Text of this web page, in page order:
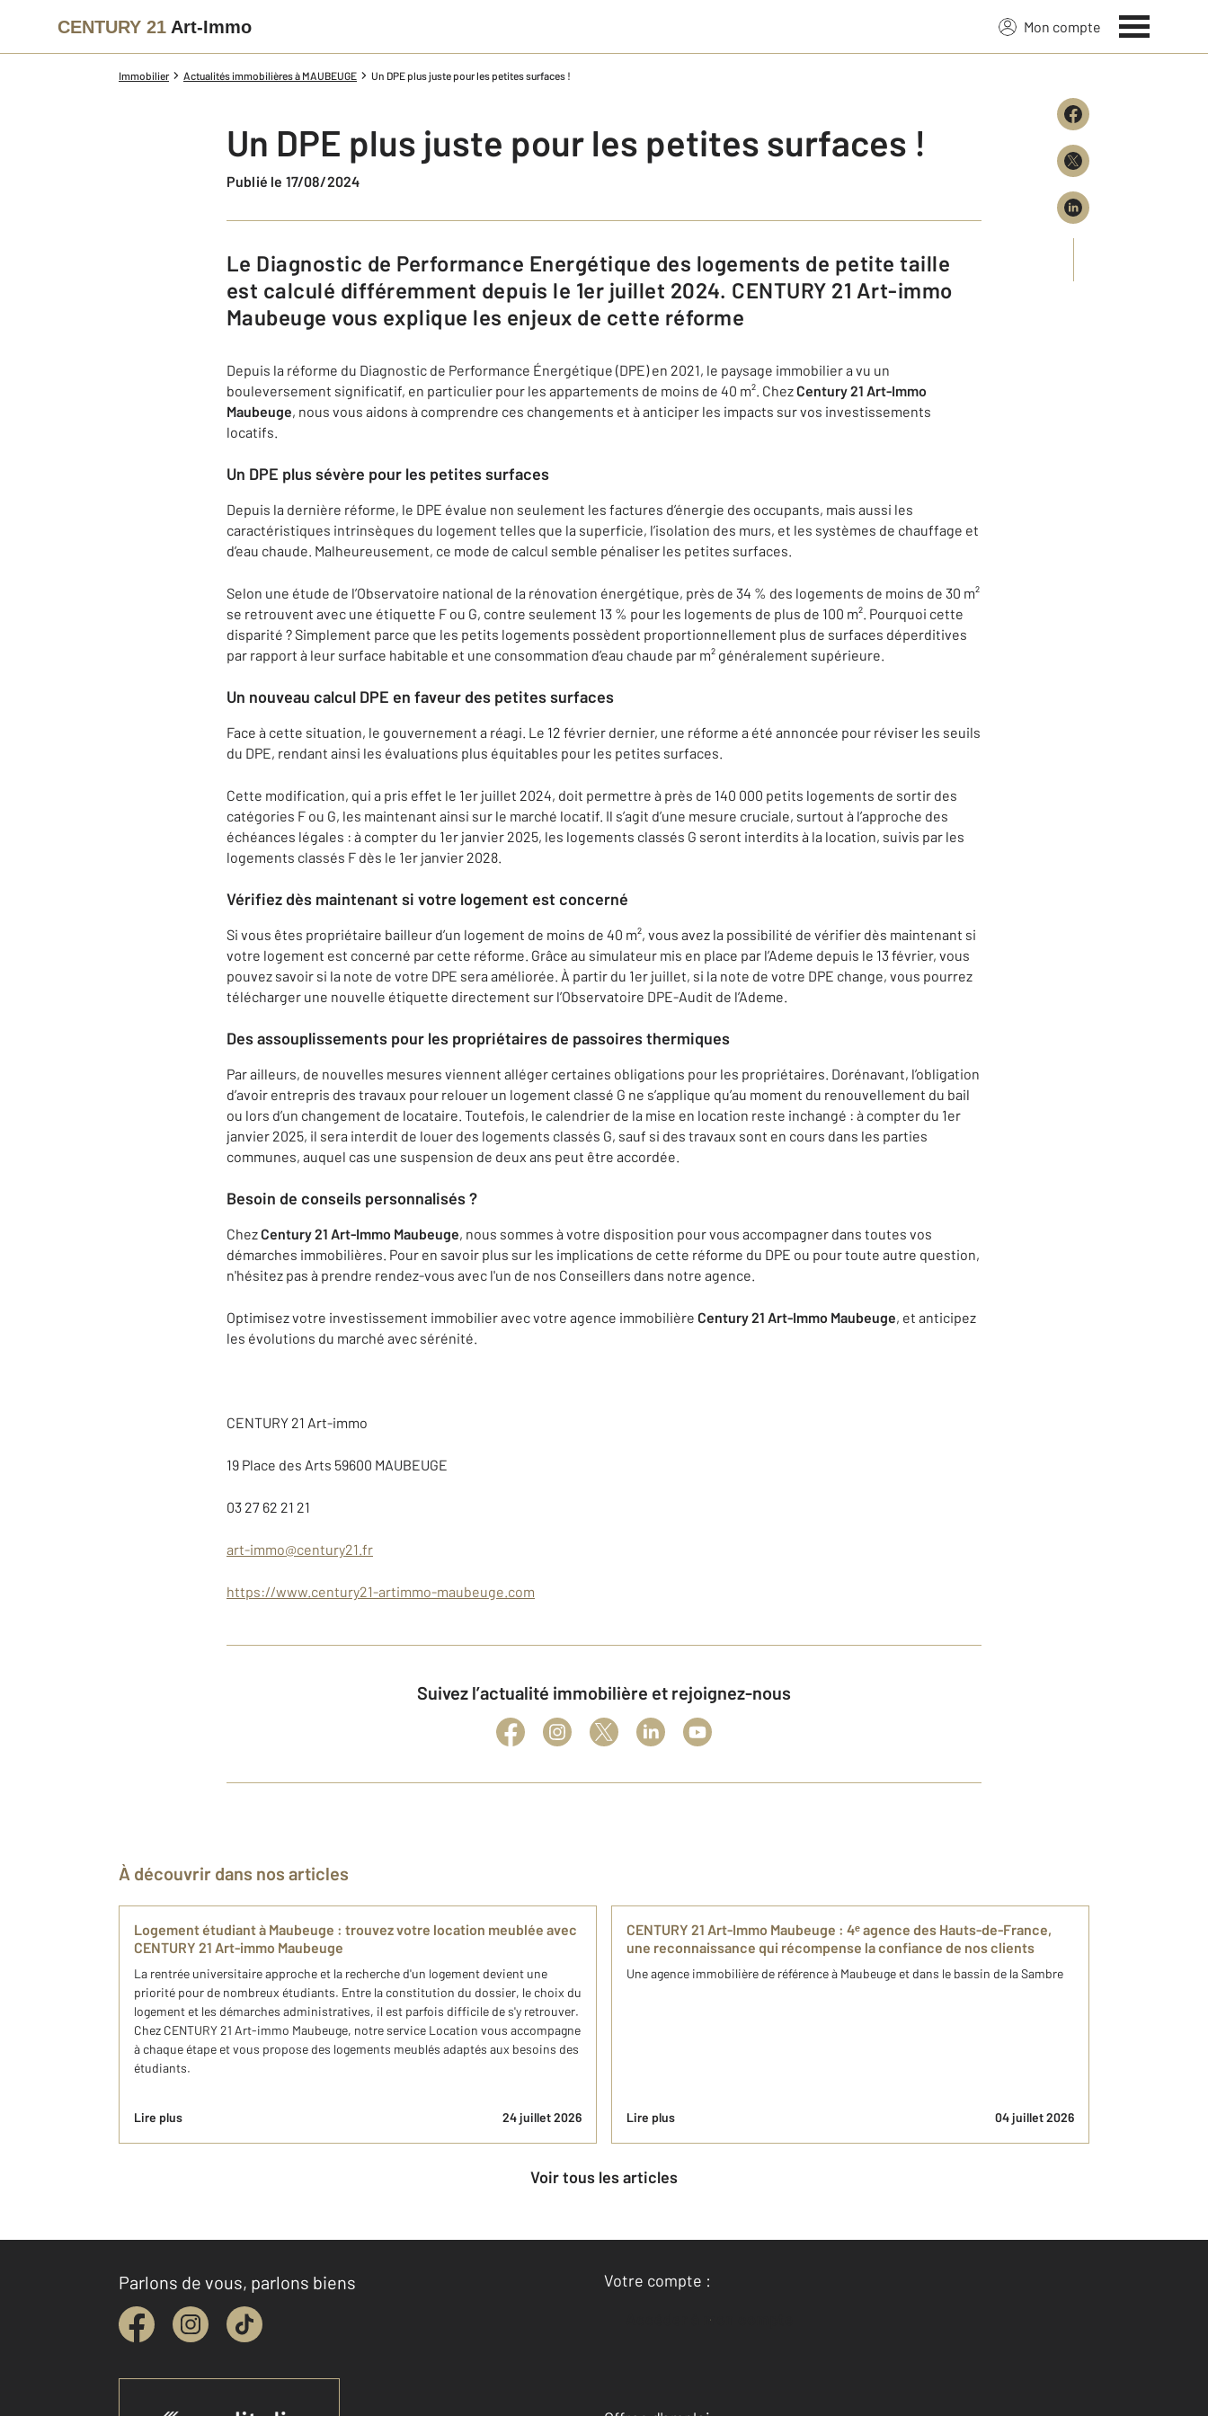
CENTURY 21 Art-Immo Mon compte
Immobilier Actualités immobilières à MAUBEUGE Un DPE plus juste pour les petites surfaces !
Un DPE plus juste pour les petites surfaces !
Publié le 17/08/2024
Le Diagnostic de Performance Energétique des logements de petite taille
est calculé différemment depuis le 1er juillet 2024. CENTURY 21 Art-immo
Maubeuge vous explique les enjeux de cette réforme
Depuis la réforme du Diagnostic de Performance Énergétique (DPE) en 2021, le paysage immobilier a vu un
bouleversement significatif, en particulier pour les appartements de moins de 40 m². ChezCentury 21 Art-Immo
Maubeuge, nous vous aidons à comprendre ces changements et à anticiper les impacts sur vos investissements
locatifs.
Un DPE plus sévère pour les petites surfaces
Depuis la dernière réforme, le DPE évalue non seulement les factures d’énergie des occupants, mais aussi les
caractéristiques intrinsèques du logement telles que la superficie, l’isolation des murs, et les systèmes de chauffage et
d’eau chaude. Malheureusement, ce mode de calcul semble pénaliser les petites surfaces.
Selon une étude de l’Observatoire national de la rénovation énergétique, près de 34 % des logements de moins de 30 m²
se retrouvent avec une étiquette F ou G, contre seulement 13 % pour les logements de plus de 100 m². Pourquoi cette
disparité ? Simplement parce que les petits logements possèdent proportionnellement plus de surfaces déperditives
par rapport à leur surface habitable et une consommation d’eau chaude par m² généralement supérieure.
Un nouveau calcul DPE en faveur des petites surfaces
Face à cette situation, le gouvernement a réagi. Le 12 février dernier, une réforme a été annoncée pour réviser les seuils
du DPE, rendant ainsi les évaluations plus équitables pour les petites surfaces.
Cette modification, qui a pris effet le 1er juillet 2024, doit permettre à près de 140 000 petits logements de sortir des
catégories F ou G, les maintenant ainsi sur le marché locatif. Il s’agit d’une mesure cruciale, surtout à l’approche des
échéances légales : à compter du 1er janvier 2025, les logements classés G seront interdits à la location, suivis par les
logements classés F dès le 1er janvier 2028.
Vérifiez dès maintenant si votre logement est concerné
Si vous êtes propriétaire bailleur d’un logement de moins de 40 m², vous avez la possibilité de vérifier dès maintenant si
votre logement est concerné par cette réforme. Grâce au simulateur mis en place par l’Ademe depuis le 13 février, vous
pouvez savoir si la note de votre DPE sera améliorée. À partir du 1er juillet, si la note de votre DPE change, vous pourrez
télécharger une nouvelle étiquette directement sur l’Observatoire DPE-Audit de l’Ademe.
Des assouplissements pour les propriétaires de passoires thermiques
Par ailleurs, de nouvelles mesures viennent alléger certaines obligations pour les propriétaires. Dorénavant, l’obligation
d’avoir entrepris des travaux pour relouer un logement classé G ne s’applique qu’au moment du renouvellement du bail
ou lors d’un changement de locataire. Toutefois, le calendrier de la mise en location reste inchangé : à compter du 1er
janvier 2025, il sera interdit de louer des logements classés G, sauf si des travaux sont en cours dans les parties
communes, auquel cas une suspension de deux ans peut être accordée.
Besoin de conseils personnalisés ?
ChezCentury 21 Art-Immo Maubeuge, nous sommes à votre disposition pour vous accompagner dans toutes vos
démarches immobilières. Pour en savoir plus sur les implications de cette réforme du DPE ou pour toute autre question,
n'hésitez pas à prendre rendez-vous avec l'un de nos Conseillers dans notre agence.
Optimisez votre investissement immobilier avec votre agence immobilière Century 21 Art-Immo Maubeuge, et anticipez
les évolutions du marché avec sérénité.
CENTURY 21 Art-immo
19 Place des Arts 59600 MAUBEUGE
03 27 62 21 21
art-immo@century21.fr
https://www.century21-artimmo-maubeuge.com
Suivez l’actualité immobilière et rejoignez-nous
À découvrir dans nos articles
Logement étudiant à Maubeuge : trouvez votre location meublée avec
CENTURY 21 Art-immo Maubeuge
La rentrée universitaire approche et la recherche d'un logement devient une
priorité pour de nombreux étudiants. Entre la constitution du dossier, le choix du
logement et les démarches administratives, il est parfois difficile de s'y retrouver.
Chez CENTURY 21 Art-immo Maubeuge, notre service Location vous accompagne
à chaque étape et vous propose des logements meublés adaptés aux besoins des
étudiants.
Lire plus 24 juillet 2026
CENTURY 21 Art-Immo Maubeuge : 4ᵉ agence des Hauts-de-France,
une reconnaissance qui récompense la confiance de nos clients
Une agence immobilière de référence à Maubeuge et dans le bassin de la Sambre
Lire plus 04 juillet 2026
Voir tous les articles
Parlons de vous, parlons biens
Votre compte :
Accéder à mon compte